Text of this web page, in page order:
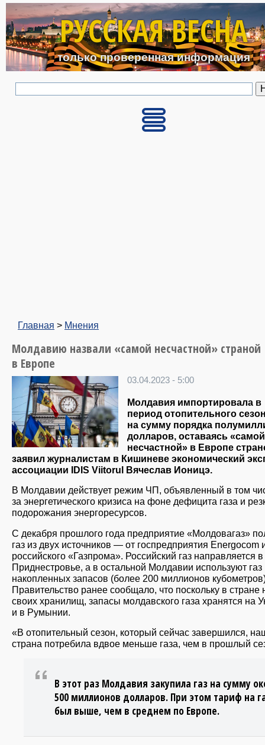
Перейти к основному
РУССКАЯ ВЕСНА
только проверенная информация
Главная > Мнения
Молдавию назвали «самой несчастной» страной
в Европе
03.04.2023 - 5:00
Молдавия импортировала в
период отопительного
на сумму порядка
долларов, оставаясь «самой
несчастной» в Европе
заявил журналистам в Кишиневе экономический
ассоциации IDIS Viitorul Вячеслав Ионицэ.
В Молдавии действует режим ЧП, объявленный в том
за энергетического кризиса на фоне дефицита газа и
подорожания энергоресурсов.
С декабря прошлого года предприятие «Молдовагаз»
газ из двух источников — от госпредприятия Energocom
российского «Газпрома». Российский газ направляется в
Приднестровье, а в остальной Молдавии используют газ
накопленных запасов (более 200 миллионов
Правительство ранее сообщало, что поскольку в стране
своих хранилищ, запасы молдавского газа хранятся на
и в Румынии.
«В отопительный сезон, который сейчас завершился,
страна потребила вдвое меньше газа, чем в прошлый
В этот раз Молдавия закупила газ на сумму
500 миллионов долларов. При этом тариф на
был выше, чем в среднем по Европе.